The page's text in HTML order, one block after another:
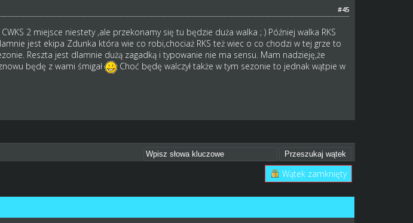
#45
2 miejsce niestety ,ale przekonamy się tu będzie duża walka ; ) Później walka RKS
jest ekipa Zdunka która wie co robi,chociaż RKS też wiec o co chodzi w tej grze to
Reszta jest dlamnie dużą zagadką i typowanie nie ma sensu. Mam nadzieję,że
będę z wami śmigał
Choć będę walczył także w tym sezonie to jednak wątpie w
Wątek zamknięty